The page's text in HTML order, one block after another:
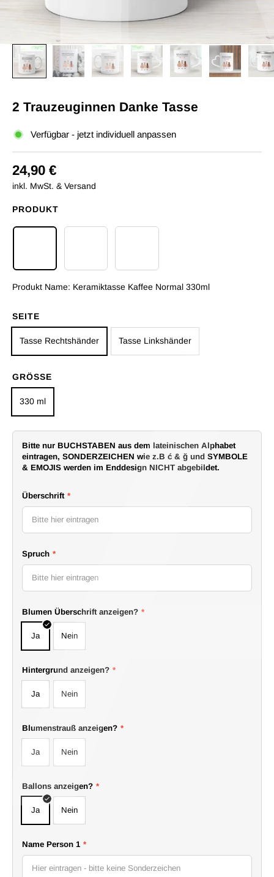
2 Trauzeuginnen Danke Tasse
Verfügbar - jetzt individuell anpassen
24,90 €
inkl. MwSt. & Versand
PRODUKT
Produkt Name: Keramiktasse Kaffee Normal 330ml
SEITE
Tasse Rechtshänder Tasse Linkshänder
GRÖSSE
330 ml
Bitte nur BUCHSTABEN aus dem lateinischen Alphabet
eintragen, SONDERZEICHEN wie z.B ć & ğ und SYMBOLE
& EMOJIS werden im Enddesign NICHT abgebildet.
Überschrift *
Spruch *
Blumen Überschrift anzeigen? *
Ja Nein
Hintergrund anzeigen? *
Ja Nein
Blumenstrauß anzeigen? *
Ja Nein
Ballons anzeigen? *
Ja Nein
Name Person 1 *